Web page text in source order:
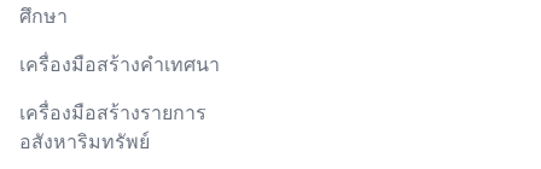
ศึกษา
เครื่องมือสร้างคำเทศนา
เครื่องมือสร้างรายการ
อสังหาริมทรัพย์